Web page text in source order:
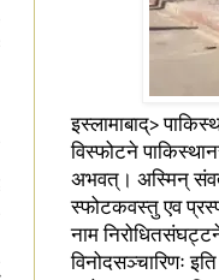
इस्लामाबाद्>
विस्फोटने
अभवत्। अस्मिन्
स्फोटकवस्तु एव
नाम
विनोदसञ्चारिणः